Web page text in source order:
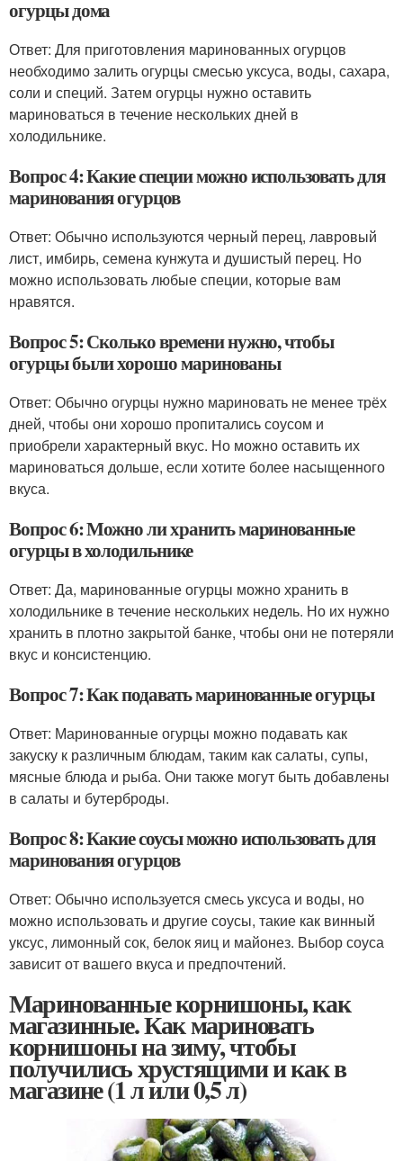
огурцы дома
Ответ: Для приготовления маринованных огурцов
необходимо залить огурцы смесью уксуса, воды, сахара,
соли и специй. Затем огурцы нужно оставить
мариноваться в течение нескольких дней в
холодильнике.
Вопрос 4: Какие специи можно использовать для
маринования огурцов
Ответ: Обычно используются черный перец, лавровый
лист, имбирь, семена кунжута и душистый перец. Но
можно использовать любые специи, которые вам
нравятся.
Вопрос 5: Сколько времени нужно, чтобы
огурцы были хорошо маринованы
Ответ: Обычно огурцы нужно мариновать не менее трёх
дней, чтобы они хорошо пропитались соусом и
приобрели характерный вкус. Но можно оставить их
мариноваться дольше, если хотите более насыщенного
вкуса.
Вопрос 6: Можно ли хранить маринованные
огурцы в холодильнике
Ответ: Да, маринованные огурцы можно хранить в
холодильнике в течение нескольких недель. Но их нужно
хранить в плотно закрытой банке, чтобы они не потеряли
вкус и консистенцию.
Вопрос 7: Как подавать маринованные огурцы
Ответ: Маринованные огурцы можно подавать как
закуску к различным блюдам, таким как салаты, супы,
мясные блюда и рыба. Они также могут быть добавлены
в салаты и бутерброды.
Вопрос 8: Какие соусы можно использовать для
маринования огурцов
Ответ: Обычно используется смесь уксуса и воды, но
можно использовать и другие соусы, такие как винный
уксус, лимонный сок, белок яиц и майонез. Выбор соуса
зависит от вашего вкуса и предпочтений.
Маринованные корнишоны, как
магазинные. Как мариновать
корнишоны на зиму, чтобы
получились хрустящими и как в
магазине (1 л или 0,5 л)